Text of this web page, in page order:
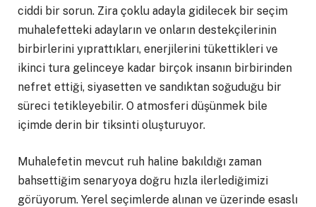
ciddi bir sorun. Zira çoklu adayla gidilecek bir seçim
muhalefetteki adayların ve onların destekçilerinin
birbirlerini yıprattıkları, enerjilerini tükettikleri ve
ikinci tura gelinceye kadar birçok insanın birbirinden
nefret ettiği, siyasetten ve sandıktan soğuduğu bir
süreci tetikleyebilir. O atmosferi düşünmek bile
içimde derin bir tiksinti oluşturuyor.
Muhalefetin mevcut ruh haline bakıldığı zaman
bahsettiğim senaryoya doğru hızla ilerlediğimizi
görüyorum. Yerel seçimlerde alınan ve üzerinde esaslı